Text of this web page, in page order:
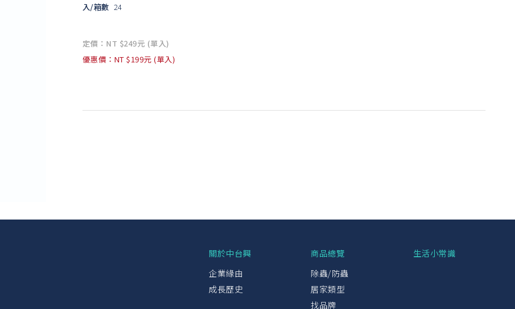
入/箱數 24
定價：NT $249元 (單入)
優惠價：NT $199元 (單入)
關於中台興
企業緣由
成長歷史
商品總覽
除蟲/防蟲
居家類型
找品牌
生活小常識